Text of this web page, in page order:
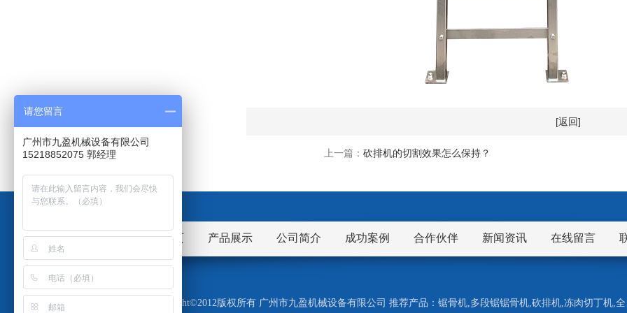
[返回]
上一篇： 砍排机的切割效果怎么保持？
网站首页 产品展示 公司简介 成功案例 合作伙伴 新闻资讯 在线留言
Copyright©2012版权所有 广州市九盈机械设备有限公司 推荐产品： 锯骨机,多段锯锯骨机,砍排机,冻肉切丁机,
请您留言
广州市九盈机械设备有限公司
15218852075 郭经理